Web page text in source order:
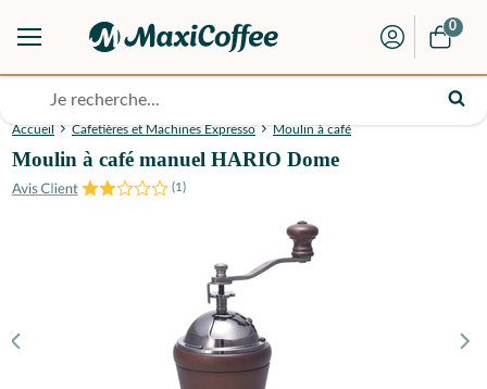
0
Accueil Cafetières et Machines Expresso Moulin à café
Moulin à café manuel HARIO Dome
(1)